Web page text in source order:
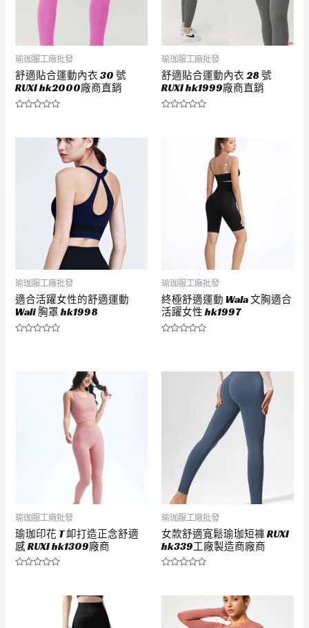
瑜珈服工廠批發
舒適貼合運動內衣 30 號
RUXI hk2000廠商直銷
瑜珈服工廠批發
舒適貼合運動內衣 28 號
RUXI hk1999廠商直銷
瑜珈服工廠批發
適合活躍女性的舒適運動
Wali 胸罩 hk1998
瑜珈服工廠批發
終極舒適運動 Wala 文胸適合
活躍女性 hk1997
分
瑜珈服工廠批發
瑜珈印花 T 卹打造正念舒適
感 RUXI hk1309廠商
瑜珈服工廠批發
女款舒適寬鬆瑜珈短褲 RUXI
hk339工廠製造商廠商